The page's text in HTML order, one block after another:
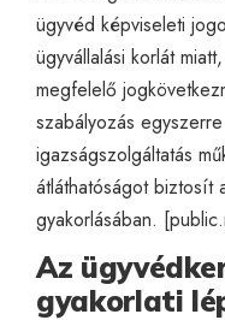
ügyvéd képviseleti
ügyvállalási korlát
megfelelő
szabályozás
igazságszolgáltatás
átláthatóságot biztosít
gyakorlásában. [
Az
gyakorlati